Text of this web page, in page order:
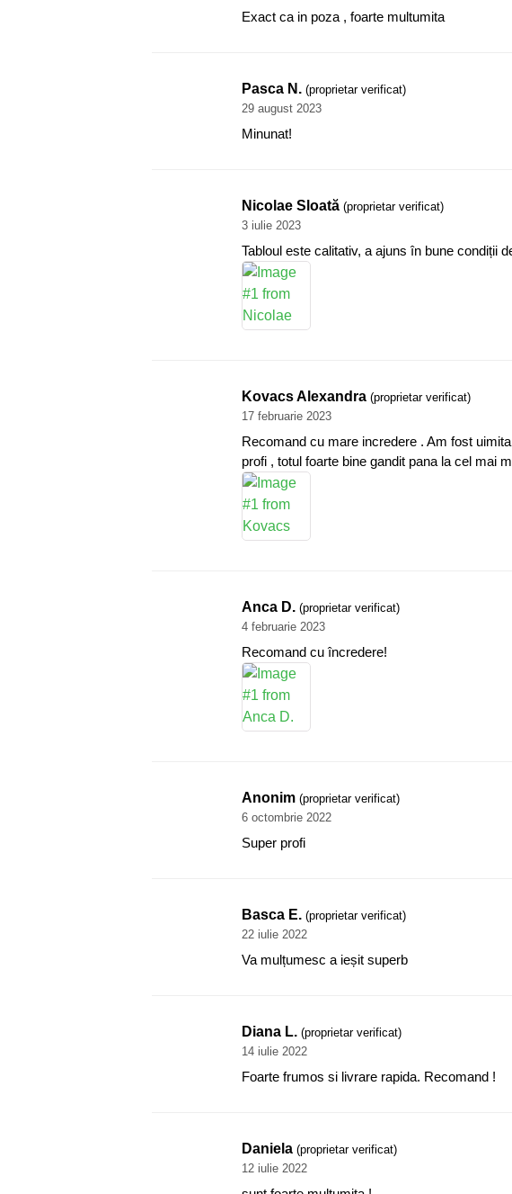
Exact ca in poza , foarte multumita
Pasca N. (proprietar verificat)
29 august 2023
Minunat!
Nicolae Sloată (proprietar verificat)
3 iulie 2023
Tabloul este calitativ, a ajuns în bune condiții
Kovacs Alexandra (proprietar verificat)
17 februarie 2023
Recomand cu mare incredere . Am fost
profi , totul foarte bine gandit pana la cel mai
Anca D. (proprietar verificat)
4 februarie 2023
Recomand cu încredere!
Anonim (proprietar verificat)
6 octombrie 2022
Super profi
Basca E. (proprietar verificat)
22 iulie 2022
Va mulțumesc a ieșit superb
Diana L. (proprietar verificat)
14 iulie 2022
Foarte frumos si livrare rapida. Recomand !
Daniela (proprietar verificat)
12 iulie 2022